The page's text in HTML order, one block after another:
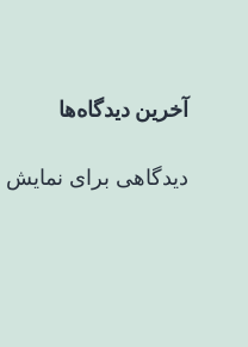
آخرین دیدگاه‌ها
دیدگاهی برای نمایش